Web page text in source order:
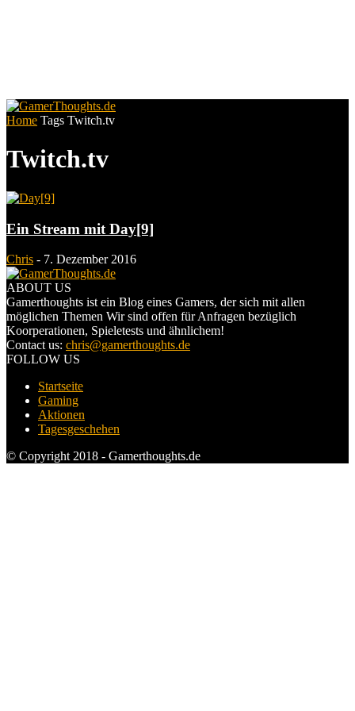
Home Tags Twitch.tv
Twitch.tv
Ein Stream mit Day[9]
Chris - 7. Dezember 2016
ABOUT US
Gamerthoughts ist ein Blog eines Gamers, der sich mit allen
möglichen Themen Wir sind offen für Anfragen bezüglich
Koorperationen, Spieletests und ähnlichem!
Contact us: chris@gamerthoughts.de
FOLLOW US
Startseite
Gaming
Aktionen
Tagesgeschehen
© Copyright 2018 - Gamerthoughts.de